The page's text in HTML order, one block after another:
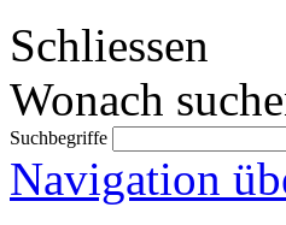
Schliessen
Wonach
Suchbegriffe
Navigation